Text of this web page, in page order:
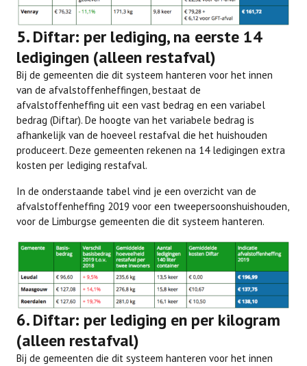
5. Diftar: per lediging, na eerste 14
ledigingen (alleen restafval)
Bij de gemeenten die dit systeem hanteren voor het innen
van de afvalstoffenheffingen, bestaat de
afvalstoffenheffing uit een vast bedrag en een variabel
bedrag (Diftar). De hoogte van het variabele bedrag is
afhankelijk van de hoeveel restafval die het huishouden
produceert. Deze gemeenten rekenen na 14 ledigingen extra
kosten per lediging restafval.
In de onderstaande tabel vind je een overzicht van de
afvalstoffenheffing 2019 voor een tweepersoonshuishouden,
voor de Limburgse gemeenten die dit systeem hanteren.
6. Diftar: per lediging en per kilogram
(alleen restafval)
Bij de gemeenten die dit systeem hanteren voor het innen